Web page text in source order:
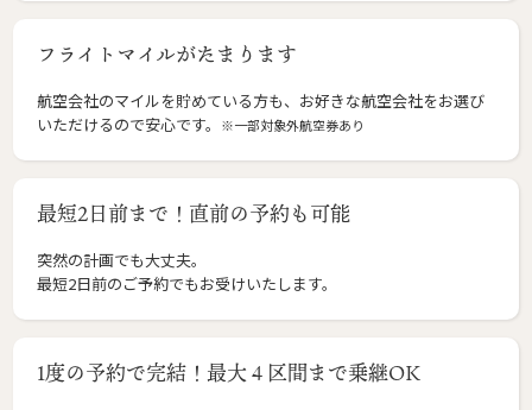
フライトマイルがたまります
航空会社のマイルを貯めている方も、お好きな航空会社をお選び
いただけるので安心です。
※一部対象外航空券あり
最短2日前まで！直前の予約も可能
突然の計画でも大丈夫。
最短2日前のご予約でもお受けいたします。
1度の予約で完結！最大４区間まで乗継OK